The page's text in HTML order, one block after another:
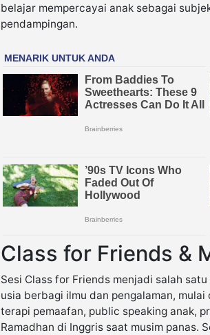
belajar mempercayai anak sebagai
pendampingan.
Class for Friends &
Sesi Class for Friends menjadi salah
usia berbagi ilmu dan pengalaman,
terapi pemaafan, public speaking anak,
Ramadhan di Inggris saat musim panas.